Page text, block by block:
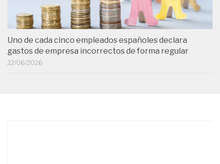
Uno de cada cinco empleados españoles declara
gastos de empresa incorrectos de forma regular
22/06/2026